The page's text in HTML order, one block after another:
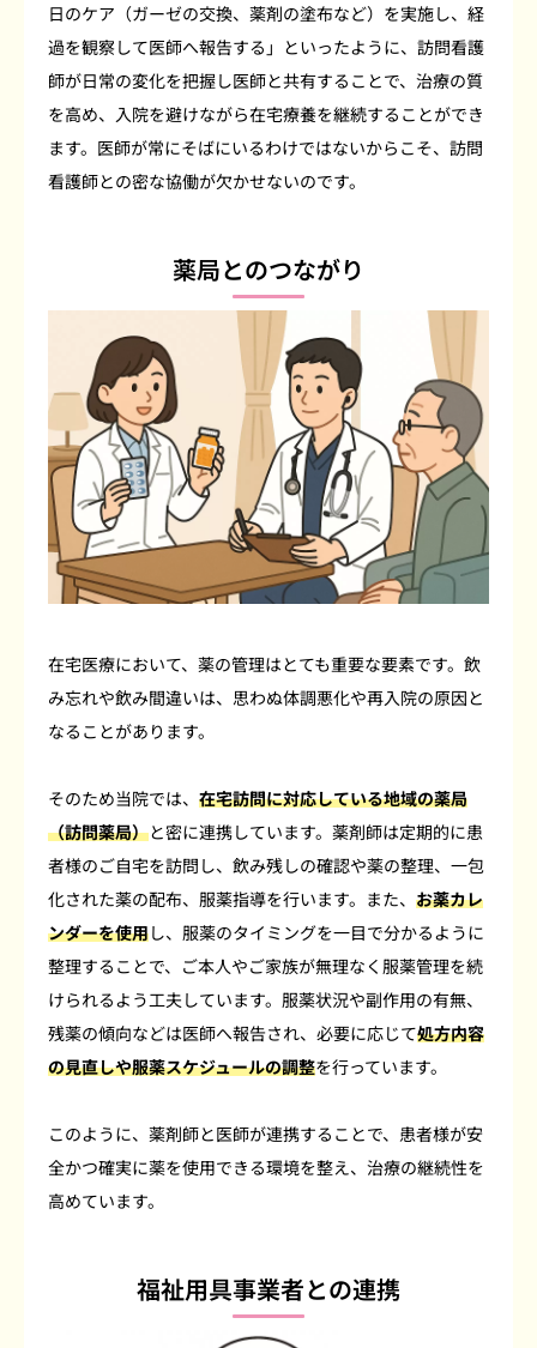
日のケア（ガーゼの交換、薬剤の塗布など）を実施し、経
過を観察して医師へ報告する」といったように、訪問看護
師が日常の変化を把握し医師と共有することで、治療の質
を高め、入院を避けながら在宅療養を継続することができ
ます。医師が常にそばにいるわけではないからこそ、訪問
看護師との密な協働が欠かせないのです。
薬局とのつながり
在宅医療において、薬の管理はとても重要な要素です。飲
み忘れや飲み間違いは、思わぬ体調悪化や再入院の原因と
なることがあります。
そのため当院では、 在宅訪問に対応している地域の薬局
（訪問薬局）と密に連携しています。薬剤師は定期的に患
者様のご自宅を訪問し、飲み残しの確認や薬の整理、一包
化された薬の配布、服薬指導を行います。また、 お薬カレ
ンダーを使用し、服薬のタイミングを一目で分かるように
整理することで、ご本人やご家族が無理なく服薬管理を続
けられるよう工夫しています。服薬状況や副作用の有無、
残薬の傾向などは医師へ報告され、必要に応じて処方内容
の見直しや服薬スケジュールの調整を行っています。
このように、薬剤師と医師が連携することで、患者様が安
全かつ確実に薬を使用できる環境を整え、治療の継続性を
高めています。
福祉用具事業者との連携